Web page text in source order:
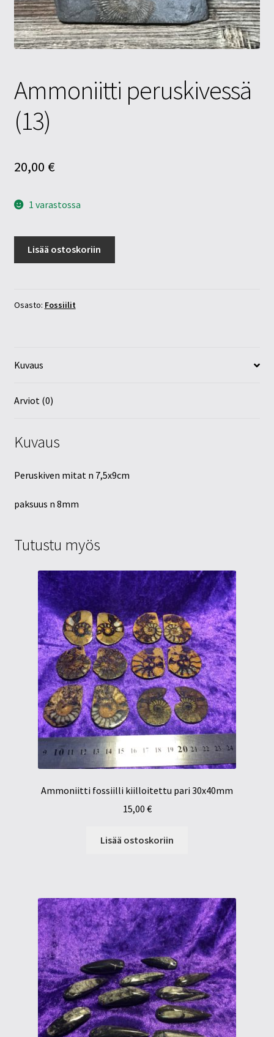
Tietosuojaseloste
Tuotteet
Ammoniitti peruskivessä
(13)
20,00 €
1 varastossa
Lisää ostoskoriin
Osasto: Fossiilit
Kuvaus
Arviot (0)
Kuvaus
Peruskiven mitat n 7,5x9cm
paksuus n 8mm
Tutustu myös
Ammoniitti fossiilli kiilloitettu pari 30x40mm
15,00 €
Lisää ostoskoriin